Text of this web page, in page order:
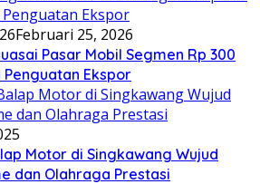
Februari 25, 2026
Pasar Mobil Segmen Rp 300
Ekspor
Motor di Singkawang Wujud
dan Olahraga Prestasi